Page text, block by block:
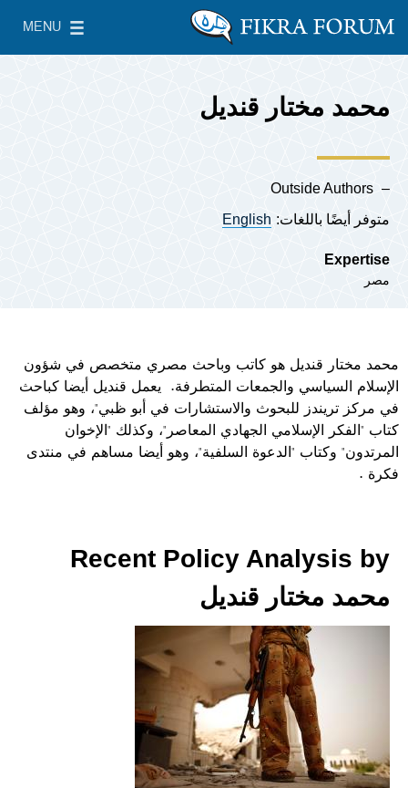
معهد واشنطن لسياسات الشرق الأدنى
MENU
Main Menu
محمد مختار قنديل
Outside Authors
متوفر أيضًا باللغات: English
Expertise
مصر
محمد مختار قنديل هو كاتب وباحث مصري متخصص في شؤون
الإسلام السياسي والجمعات المتطرفة. يعمل قنديل أيضا كباحث
في مركز تريندز للبحوث والاستشارات في أبو ظبي"، وهو مؤلف
كتاب "الفكر الإسلامي الجهادي المعاصر"، وكذلك "الإخوان
المرتدون" وكتاب "الدعوة السلفية"، وهو أيضا مساهم في منتدى
فكرة .
Recent Policy Analysis by
محمد مختار قنديل